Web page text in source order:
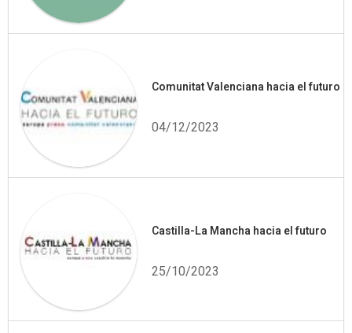
Comunitat Valenciana hacia el futuro
04/12/2023
Castilla-La Mancha hacia el futuro
25/10/2023